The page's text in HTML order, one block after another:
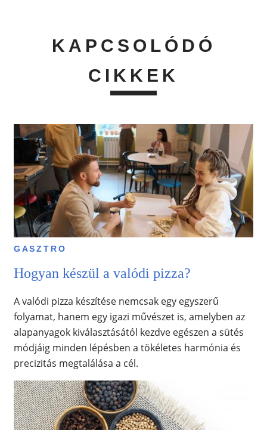
KAPCSOLÓDÓ
CIKKEK
GASZTRO
Hogyan készül a valódi pizza?
A valódi pizza készítése nemcsak egy egyszerű
folyamat, hanem egy igazi művészet is, amelyben az
alapanyagok kiválasztásától kezdve egészen a sütés
módjáig minden lépésben a tökéletes harmónia és
precizitás megtalálása a cél.